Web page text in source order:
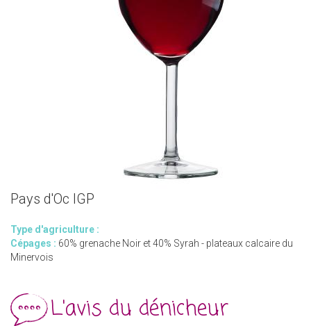
Pays d'Oc IGP
Type d'agriculture :
Cépages : 60% grenache Noir et 40% Syrah - plateaux calcaire du
Minervois
L'avis du dénicheur